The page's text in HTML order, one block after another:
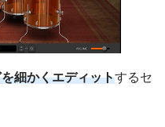
細かくエディットするセ